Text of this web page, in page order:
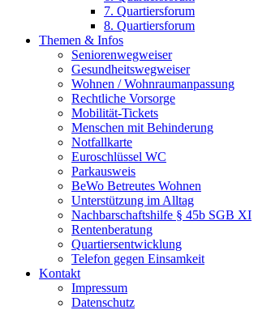
7. Quartiersforum
8. Quartiersforum
Themen & Infos
Seniorenwegweiser
Gesundheitswegweiser
Wohnen / Wohnraumanpassung
Rechtliche Vorsorge
Mobilität-Tickets
Menschen mit Behinderung
Notfallkarte
Euroschlüssel WC
Parkausweis
BeWo Betreutes Wohnen
Unterstützung im Alltag
Nachbarschaftshilfe § 45b SGB XI
Rentenberatung
Quartiersentwicklung
Telefon gegen Einsamkeit
Kontakt
Impressum
Datenschutz